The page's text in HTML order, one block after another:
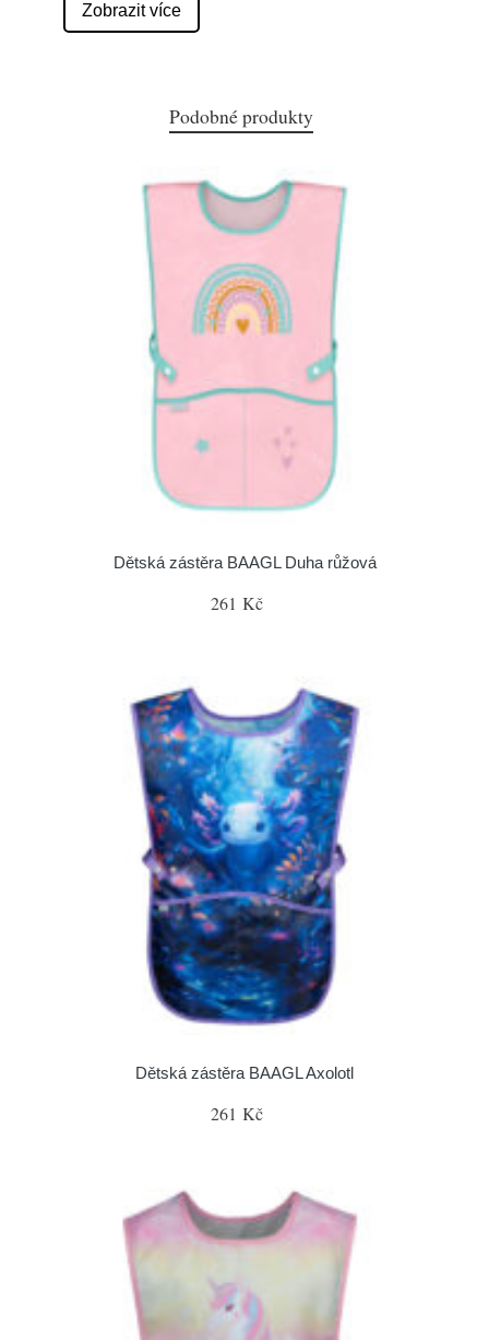
Zobrazit více
Podobné produkty
Dětská zástěra BAAGL Duha růžová
261 Kč
Dětská zástěra BAAGL Axolotl
261 Kč